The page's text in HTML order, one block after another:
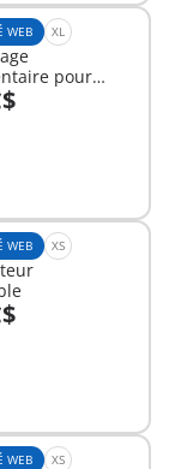
WEB XL
pour
Epoque
WEB XS
WEB XS